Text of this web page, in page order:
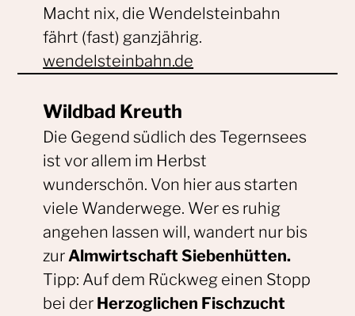
Macht nix, die Wendelsteinbahn
fährt (fast) ganzjährig.
wendelsteinbahn.de
Wildbad Kreuth
Die Gegend südlich des Tegernsees
ist vor allem im Herbst
wunderschön. Von hier aus starten
viele Wanderwege. Wer es ruhig
angehen lassen will, wandert nur bis
zurAlmwirtschaft Siebenhütten.
Tipp: Auf dem Rückweg einen Stopp
bei der Herzoglichen Fischzucht